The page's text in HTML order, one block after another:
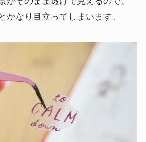
かなり目立ってしまいます。